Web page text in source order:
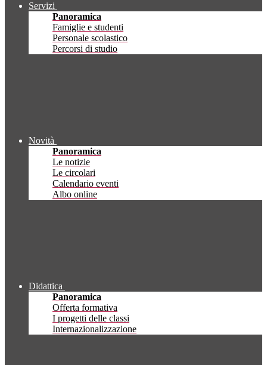
Servizi
Panoramica
Famiglie e studenti
Personale scolastico
Percorsi di studio
Novità
Panoramica
Le notizie
Le circolari
Calendario eventi
Albo online
Didattica
Panoramica
Offerta formativa
I progetti delle classi
Internazionalizzazione